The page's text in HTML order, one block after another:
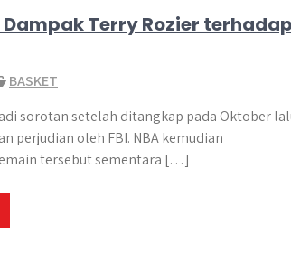
Dampak Terry Rozier
BASKET
sorotan setelah ditangkap pada Oktober
perjudian oleh FBI. NBA kemudian
tersebut sementara […]